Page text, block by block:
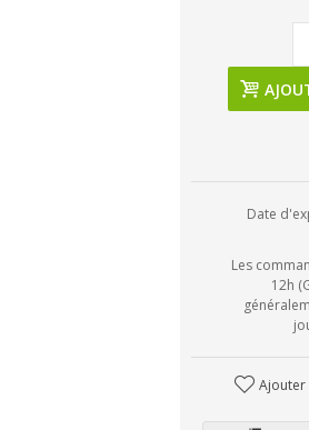
Date
Les
12h
Ajouter